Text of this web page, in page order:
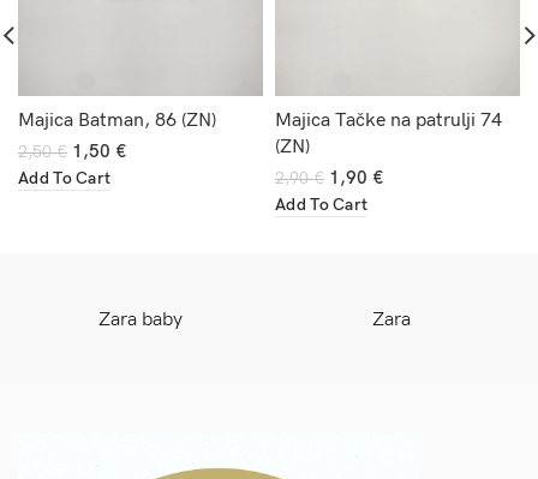
Majica Batman, 86 (ZN)
2,50€ 1,50 €
Add To Cart
Majica Tačke na patrulji 74
(ZN)
2,90€ 1,90 €
Add To Cart
Zara baby Zara